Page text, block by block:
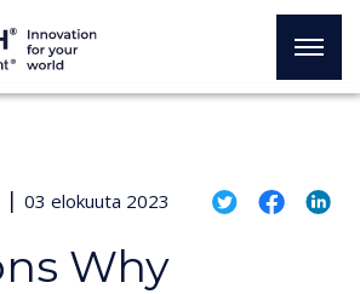
| 03 elokuuta 2023
Why